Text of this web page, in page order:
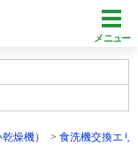
メニュー
燥機） 食洗機交換エリ